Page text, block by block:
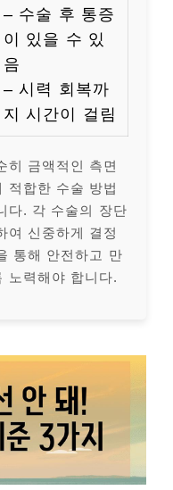
– 수술 후 통증
이 있을 수 있
음
– 시력 회복까
지 시간이 걸림
히 금액적인 측면
적합한 수술 방법
다. 각 수술의 장단
여 신중하게 결정
통해 안전하고 만
노력해야 합니다.